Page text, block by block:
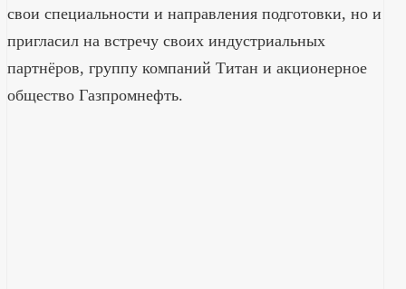
свои специальности и направления подготовки, но и
пригласил на встречу своих индустриальных
партнёров, группу компаний Титан и акционерное
общество Газпромнефть.